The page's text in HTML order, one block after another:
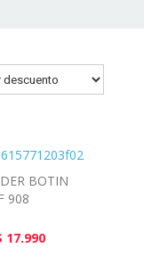
BOTIN
908
17.990